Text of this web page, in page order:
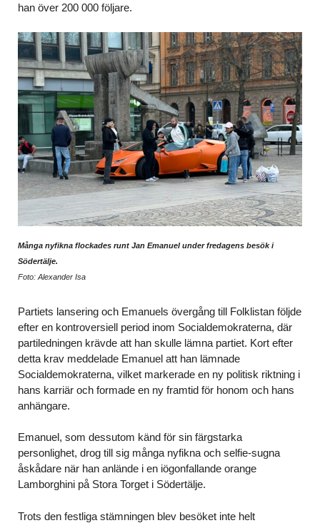
han över 200 000 följare.
Många nyfikna flockades runt Jan Emanuel under fredagens besök i
Södertälje.
Foto: Alexander Isa
Partiets lansering och Emanuels övergång till Folklistan följde
efter en kontroversiell period inom Socialdemokraterna, där
partiledningen krävde att han skulle lämna partiet. Kort efter
detta krav meddelade Emanuel att han lämnade
Socialdemokraterna, vilket markerade en ny politisk riktning i
hans karriär och formade en ny framtid för honom och hans
anhängare.
Emanuel, som dessutom känd för sin färgstarka
personlighet, drog till sig många nyfikna och selfie-sugna
åskådare när han anlände i en iögonfallande orange
Lamborghini på Stora Torget i Södertälje.
Trots den festliga stämningen blev besöket inte helt